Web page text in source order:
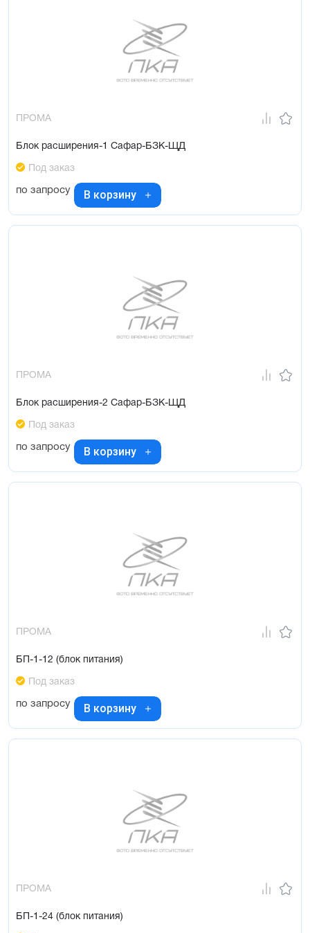
ПРОМА
Блок расширения-1 Сафар-БЗК-ЩД
Под заказ
по запросу В корзину
ПРОМА
Блок расширения-2 Сафар-БЗК-ЩД
Под заказ
по запросу В корзину
ПРОМА
БП-1-12 (блок питания)
Под заказ
по запросу В корзину
ПРОМА
БП-1-24 (блок питания)